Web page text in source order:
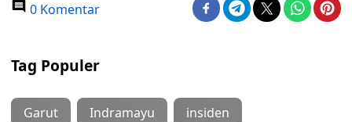
0 Komentar
Tag Populer
Garut Indramayu insiden